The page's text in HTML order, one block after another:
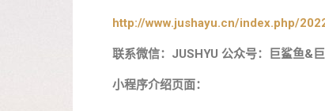
http://www.jushayu.cn/index.php/
联系微信：JUSHYU 公众号：巨鲨鱼&
小程序介绍页面：